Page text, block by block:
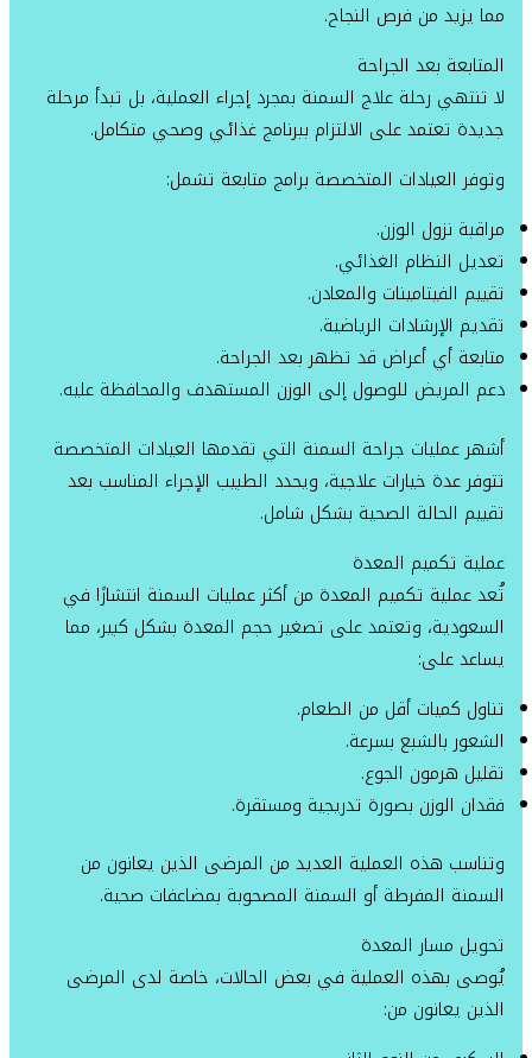
مما يزيد من فرص النجاح.
المتابعة بعد الجراحة
لا تنتهي رحلة علاج السمنة بمجرد إجراء العملية، بل تبدأ مرحلة
جديدة تعتمد على الالتزام ببرنامج غذائي وصحي متكامل.
وتوفر العيادات المتخصصة برامج متابعة تشمل:
مراقبة نزول الوزن.
تعديل النظام الغذائي.
تقييم الفيتامينات والمعادن.
تقديم الإرشادات الرياضية.
متابعة أي أعراض قد تظهر بعد الجراحة.
دعم المريض للوصول إلى الوزن المستهدف والمحافظة عليه.
أشهر عمليات جراحة السمنة التي تقدمها العيادات المتخصصة
تتوفر عدة خيارات علاجية، ويحدد الطبيب الإجراء المناسب بعد
تقييم الحالة الصحية بشكل شامل.
عملية تكميم المعدة
تُعد عملية تكميم المعدة من أكثر عمليات السمنة انتشارًا في
السعودية، وتعتمد على تصغير حجم المعدة بشكل كبير، مما
يساعد على:
تناول كميات أقل من الطعام.
الشعور بالشبع بسرعة.
تقليل هرمون الجوع.
فقدان الوزن بصورة تدريجية ومستقرة.
وتناسب هذه العملية العديد من المرضى الذين يعانون من
السمنة المفرطة أو السمنة المصحوبة بمضاعفات صحية.
تحويل مسار المعدة
يُوصى بهذه العملية في بعض الحالات، خاصة لدى المرضى
الذين يعانون من: